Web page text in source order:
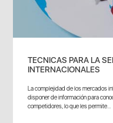
TECNICAS PARA LA
INTERNACIONALES
La complejidad de los mercados
disponer de información para
competidores, lo que les permite...